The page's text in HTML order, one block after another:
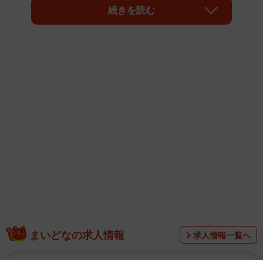
続きを読む
まいどなの求人情報 求人情報一覧へ